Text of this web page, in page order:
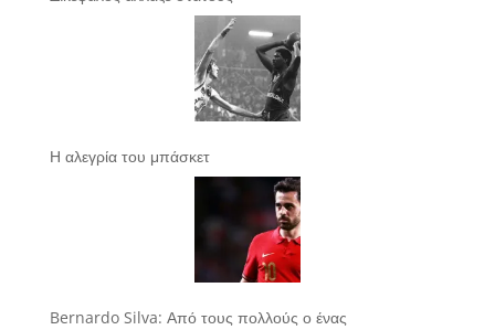
Η αλεγρία του μπάσκετ
Bernardo Silva: Από τους πολλούς ο ένας